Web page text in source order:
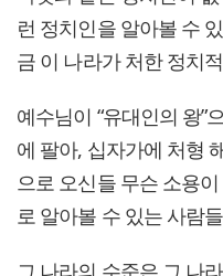
런 정치인을 알아볼 수
금 이 나라가 처한 정치
예수님이 “유대인의 왕”
에 팔아, 십자가에 처형
으로 오신들 무슨 소용
로 알아볼 수 있는 사람
그 나라의 수준은 그 나